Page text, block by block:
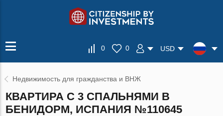
0 0 USD
Недвижимость для гражданства и ВНЖ
КВАРТИРА С 3 СПАЛЬНЯМИ В
БЕНИДОРМ, ИСПАНИЯ №110645